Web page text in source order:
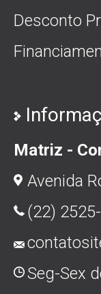
Desconto
Matriz -
Avenida
(22)
Seg-Sex